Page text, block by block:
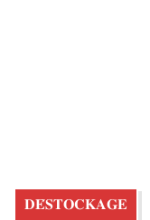
𝐃𝐄́𝐒𝐓𝐎𝐂𝐊𝐀𝐆𝐄